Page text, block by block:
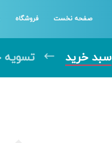
صفحه نخست فروشگاه
سبد خرید